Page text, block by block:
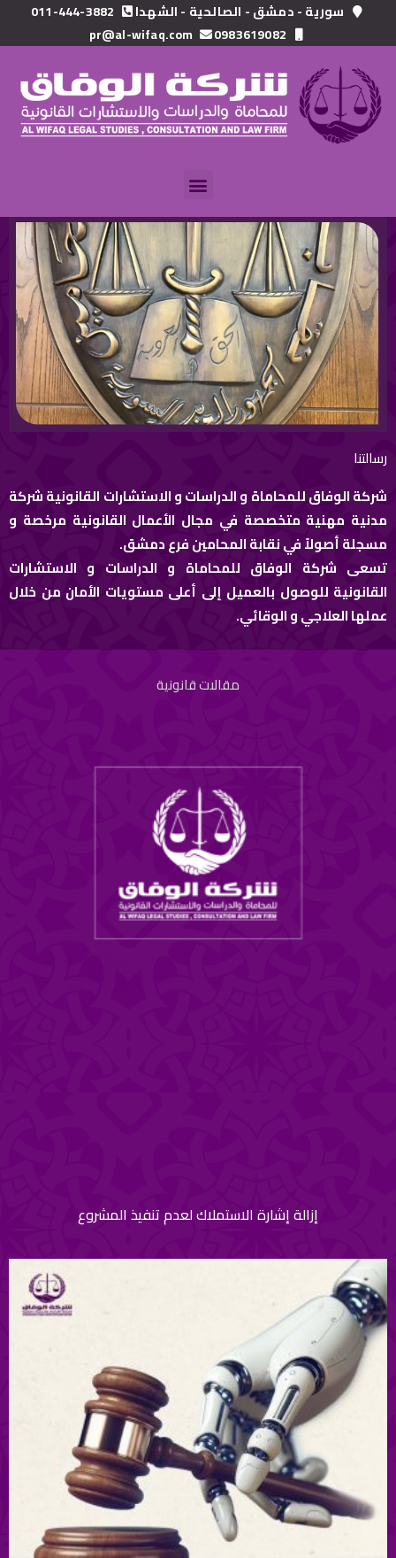
سورية - دمشق - الصالحية - الشهدا
011-444-3882
0983619082
pr@al-wifaq.com
Menu
رسالتنا
شركة الوفاق للمحاماة و الدراسات و الاستشارات القانونية شركة
مدنية مهنية متخصصة في مجال الأعمال القانونية مرخصة و
مسجلة أصولاً في نقابة المحامين فرع دمشق.
تسعى شركة الوفاق للمحاماة و الدراسات و الاستشارات
القانونية للوصول بالعميل إلى أعلى مستويات الأمان من خلال
عملها العلاجي و الوقائي.
مقالات قانونية
إزالة إشارة الاستملاك لعدم تنفيذ المشروع